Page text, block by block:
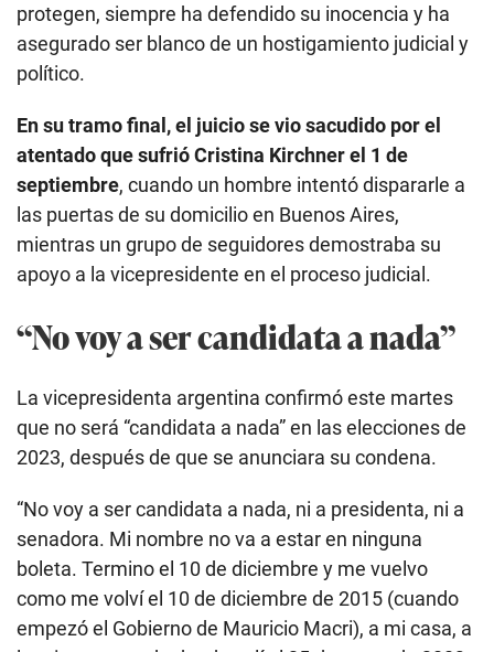
protegen, siempre ha defendido su inocencia y ha
asegurado ser blanco de un hostigamiento judicial y
político.
En su tramo final, el juicio se vio sacudido por el
atentado que sufrió Cristina Kirchner el 1 de
septiembre, cuando un hombre intentó dispararle a
las puertas de su domicilio en Buenos Aires,
mientras un grupo de seguidores demostraba su
apoyo a la vicepresidente en el proceso judicial.
“No voy a ser candidata a nada”
La vicepresidenta argentina confirmó este martes
que no será “candidata a nada” en las elecciones de
2023, después de que se anunciara su condena.
“No voy a ser candidata a nada, ni a presidenta, ni a
senadora. Mi nombre no va a estar en ninguna
boleta. Termino el 10 de diciembre y me vuelvo
como me volví el 10 de diciembre de 2015 (cuando
empezó el Gobierno de Mauricio Macri), a mi casa, a